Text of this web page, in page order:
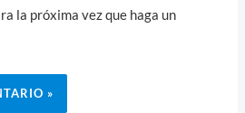
la próxima vez que haga un